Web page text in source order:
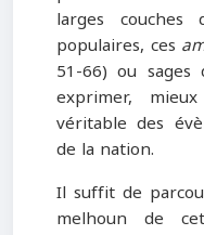
larges
populaires, ces
51-66) ou
exprimer,
véritable des
de la nation.
Il suffit de
melhoun de